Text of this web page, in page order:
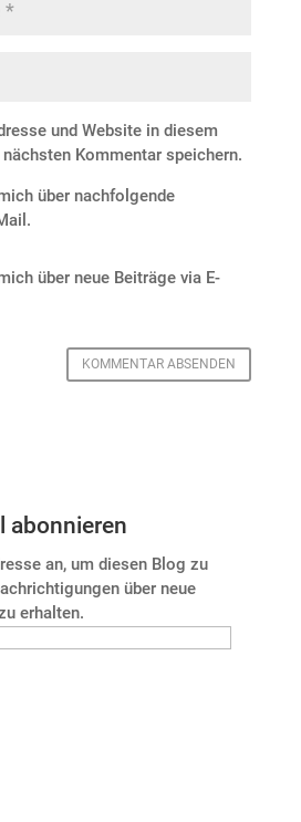
und Website in diesem
Kommentar speichern.
über nachfolgende
über neue Beiträge via E-
abonnieren
an, um diesen Blog zu
über neue
erhalten.